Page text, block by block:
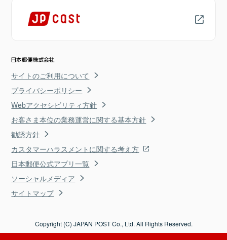
サイトのご利用について
プライバシーポリシー
Webアクセシビリティ方針
お客さま本位の業務運営に関する基本方針
勧誘方針
カスタマーハラスメントに関する考え方
日本郵便公式アプリ一覧
ソーシャルメディア
サイトマップ
Copyright (C) JAPAN POST Co., Ltd. All Rights Reserved.